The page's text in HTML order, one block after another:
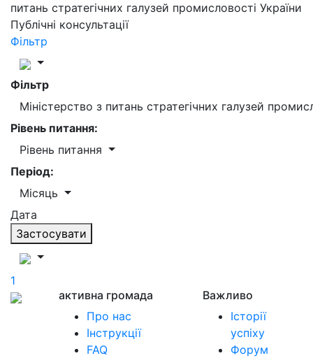
питань стратегічних галузей промисловості України
Публічні консультації
Фільтр
Фільтр
Міністерство з питань стратегічних галузей
Рівень питання:
Рівень питання
Період:
Місяць
Дата
Застосувати
1
активна громада
Про нас
Інструкції
FAQ
Важливо
Історії
успіху
Форум